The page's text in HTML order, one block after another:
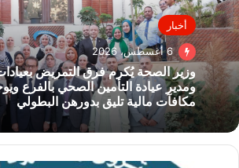
أخبار
6 أغسطس، 2026
وزير الصحة يُكرم فرق التمريض
ومدير عيادة التأمين الصحي بالفرع
مكافآت مالية تليق بدورهن البطولي